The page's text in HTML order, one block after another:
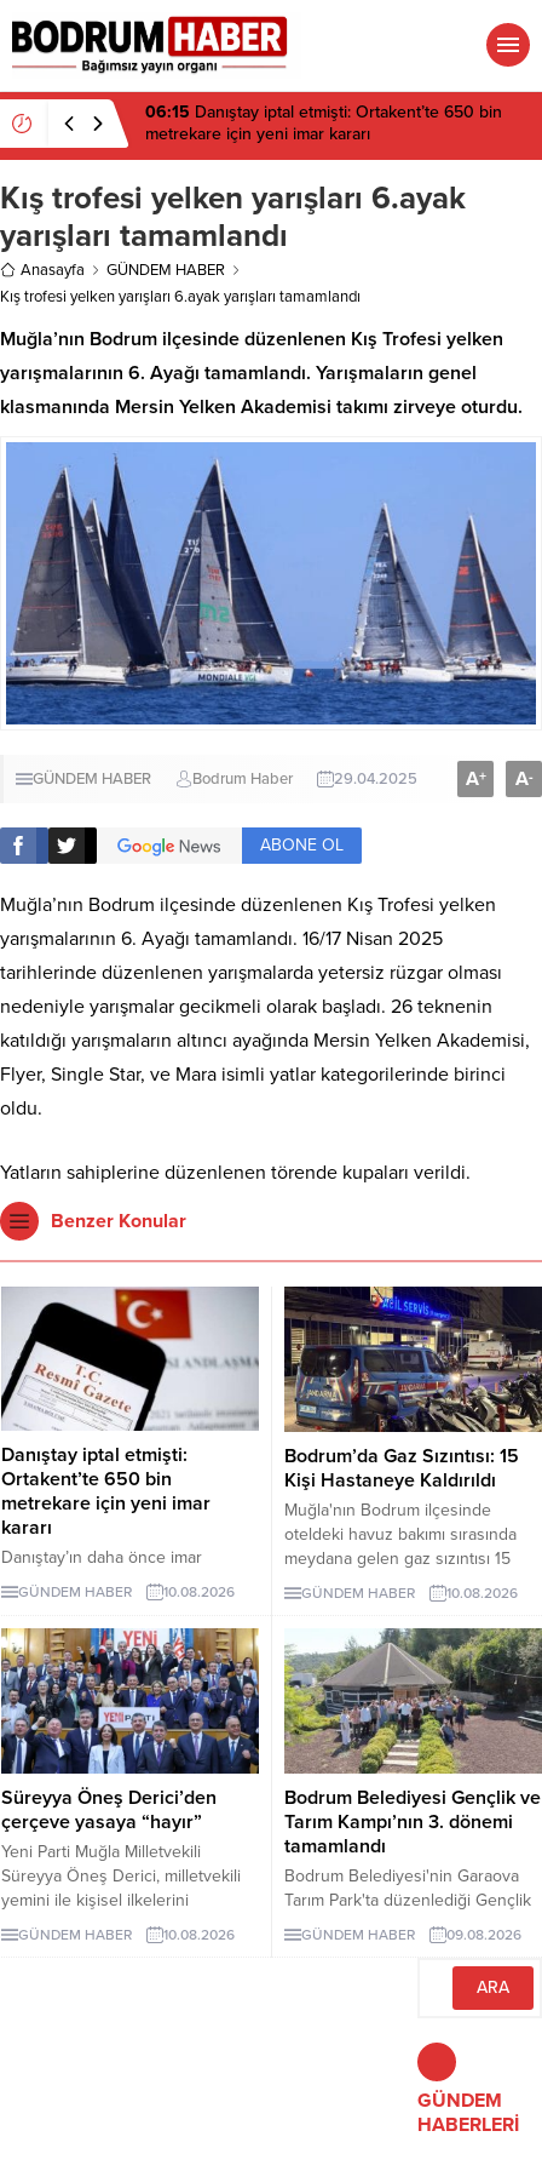
06:15 Danıştay iptal etmişti: Ortakent’te 650 bin
metrekare için yeni imar kararı
Kış trofesi yelken yarışları 6.ayak
yarışları tamamlandı
Anasayfa
GÜNDEM HABER
Kış trofesi yelken yarışları 6.ayak yarışları tamamlandı
Muğla’nın Bodrum ilçesinde düzenlenen Kış Trofesi yelken
yarışmalarının 6. Ayağı tamamlandı. Yarışmaların genel
klasmanında Mersin Yelken Akademisi takımı zirveye oturdu.
GÜNDEM HABER Bodrum Haber 29.04.2025 A+ A-
ABONE OL
Muğla’nın Bodrum ilçesinde düzenlenen Kış Trofesi yelken
yarışmalarının 6. Ayağı tamamlandı. 16/17 Nisan 2025
tarihlerinde düzenlenen yarışmalarda yetersiz rüzgar olması
nedeniyle yarışmalar gecikmeli olarak başladı. 26 teknenin
katıldığı yarışmaların altıncı ayağında Mersin Yelken Akademisi,
Flyer, Single Star, ve Mara isimli yatlar kategorilerinde birinci
oldu.
Yatların sahiplerine düzenlenen törende kupaları verildi.
Benzer Konular
Danıştay iptal etmişti:
Ortakent’te 650 bin
metrekare için yeni imar
kararı
Danıştay’ın daha önce imar
planlarını iptal ettiği Ortakent’te,
Hazineye ait yaklaşık 650 bin
metrekarelik alan için konut,
ticaret, turizm ve özel tesis
kullanımları içeren yeni planlar
onaylandı.
GÜNDEM HABER 10.08.2026
Bodrum’da Gaz Sızıntısı: 15
Kişi Hastaneye Kaldırıldı
Muğla'nın Bodrum ilçesinde
oteldeki havuz bakımı sırasında
meydana gelen gaz sızıntısı 15
kişiyi etkiledi.
GÜNDEM HABER 10.08.2026
Süreyya Öneş Derici’den
çerçeve yasaya “hayır”
Yeni Parti Muğla Milletvekili
Süreyya Öneş Derici, milletvekili
yemini ile kişisel ilkelerini
hatırlatarak çerçeve yasa teklifine
“hayır” oyu vereceğini açıkladı.
GÜNDEM HABER 10.08.2026
Bodrum Belediyesi Gençlik ve
Tarım Kampı’nın 3. dönemi
tamamlandı
Bodrum Belediyesi'nin Garaova
Tarım Park'ta düzenlediği Gençlik
ve Tarım Kampı'nın 3. dönemi;
lavanta hasadı, sürdürülebilir tarım
eğitimleri ve Agro Bodrum Rotası
GÜNDEM HABER 09.08.2026
GÜNDEM
HABERLERİ